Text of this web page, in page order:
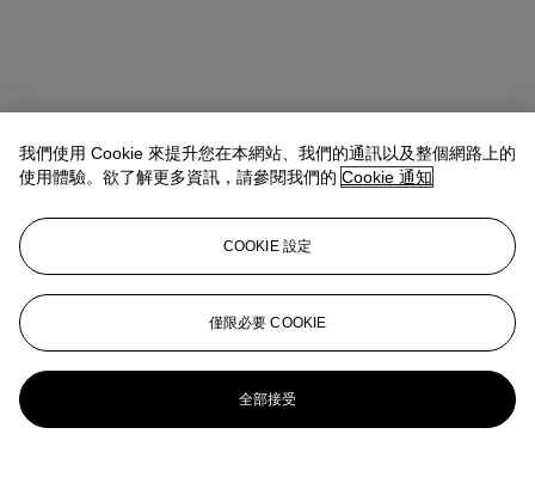
我們使用 Cookie 來提升您在本網站、我們的通訊以及整個網路上的
使用體驗。欲了解更多資訊，請參閱我們的 Cookie 通知
COOKIE 設定
僅限必要 COOKIE
全部接受